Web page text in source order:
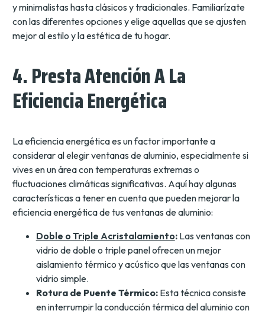
y minimalistas hasta clásicos y tradicionales. Familiarízate
con las diferentes opciones y elige aquellas que se ajusten
mejor al estilo y la estética de tu hogar.
4. Presta Atención A La
Eficiencia Energética
La eficiencia energética es un factor importante a
considerar al elegir ventanas de aluminio, especialmente si
vives en un área con temperaturas extremas o
fluctuaciones climáticas significativas. Aquí hay algunas
características a tener en cuenta que pueden mejorar la
eficiencia energética de tus ventanas de aluminio:
Doble o Triple Acristalamiento: Las ventanas con
vidrio de doble o triple panel ofrecen un mejor
aislamiento térmico y acústico que las ventanas con
vidrio simple.
Rotura de Puente Térmico: Esta técnica consiste
en interrumpir la conducción térmica del aluminio con